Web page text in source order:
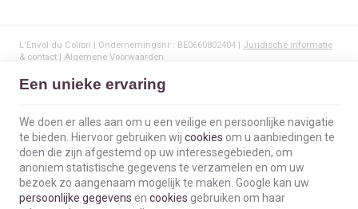
L'Envol du Colibri | Ondernemingsnr : BE0660802404 | Juridische informatie
& contact | Algemene Voorwaarden
Verwerking van uw gegevens door Google
© Copyright 2023-2026 - E-net Business
Een unieke ervaring
We doen er alles aan om u een veilige en persoonlijke navigatie
te bieden. Hiervoor gebruiken wij cookies om u aanbiedingen te
doen die zijn afgestemd op uw interessegebieden, om
anoniem statistische gegevens te verzamelen en om uw
bezoek zo aangenaam mogelijk te maken. Google kan uw
persoonlijke gegevens en cookies gebruiken om haar